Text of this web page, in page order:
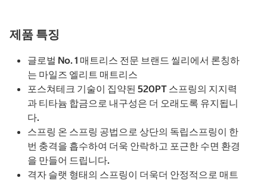
제품 특징
글로벌 No. 1 매트리스 전문 브랜드 씰리에서 론칭하
는 마일즈 엘리트 매트리스
포스쳐테크 기술이 집약된 520PT 스프링의 지지력
과 티타늄 합금으로 내구성은 더 오래도록 유지됩니
다.
스프링 온 스프링 공법으로 상단의 독립스프링이 한
번 충격을 흡수하여 더욱 안락하고 포근한 수면 환경
을 만들어 드립니다.
격자 슬랫 형태의 스프링이 더욱더 안정적으로 매트